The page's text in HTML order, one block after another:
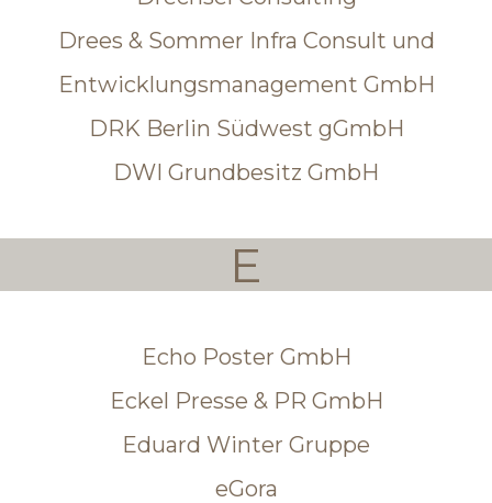
Drees & Sommer Infra Consult und
Entwicklungsmanagement GmbH
DRK Berlin Südwest gGmbH
DWI Grundbesitz GmbH
E
Echo Poster GmbH
Eckel Presse & PR GmbH
Eduard Winter Gruppe
eGora